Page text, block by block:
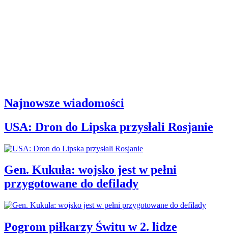
Najnowsze wiadomości
USA: Dron do Lipska przysłali Rosjanie
Gen. Kukuła: wojsko jest w pełni
przygotowane do defilady
Pogrom piłkarzy Świtu w 2. lidze